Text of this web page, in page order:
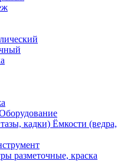
Ёмкости (ведра,
разметочные, краска